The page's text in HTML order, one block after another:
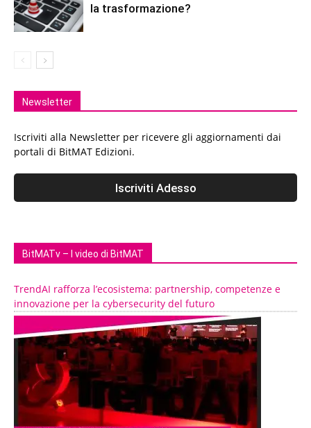
la trasformazione?
Newsletter
Iscriviti alla Newsletter per ricevere gli aggiornamenti dai
portali di BitMAT Edizioni.
BitMATv – I video di BitMAT
TrendAI rafforza l’ecosistema: partnership, competenze e
innovazione per la cybersecurity del futuro